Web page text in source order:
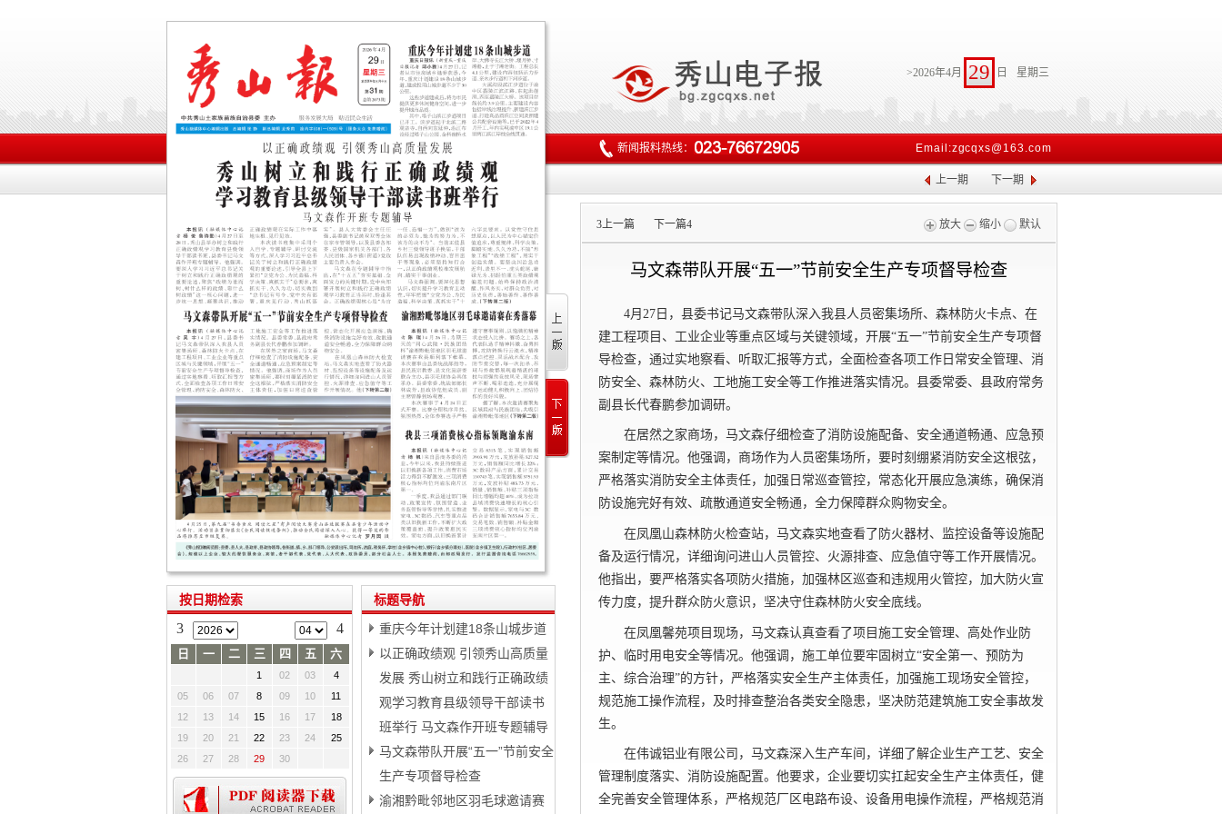
>2026年4月 29 日 星期三
Email:zgcqxs@163.com
新闻报料热线：
上一期 下一期
标题导航
重庆今年计划建18条山城步道
以正确政绩观 引领秀山高质量
发展 秀山树立和践行正确政绩
观学习教育县级领导干部读书
班举行 马文森作开班专题辅导
马文森带队开展“五一”节前安全
生产专项督导检查
渝湘黔毗邻地区羽毛球邀请赛
按日期检索
3 4
日 一 二 三 四 五 六
1 02 03
4
05
06 07 8 09 10
11
12
13 14 15 16 17
18
19
20 21 22 23 24
25
26
27 28 29 30
3上一篇 下一篇4 放大 缩小 默认
马文森带队开展“五一”节前安全生产专项督导检查
4月27日，县委书记马文森带队深入我县人员密集场所、森林防火卡点、在
建工程项目、工业企业等重点区域与关键领域，开展“五一”节前安全生产专项督
导检查，通过实地察看、听取汇报等方式，全面检查各项工作日常安全管理、消
防安全、森林防火、工地施工安全等工作推进落实情况。县委常委、县政府常务
副县长代春鹏参加调研。
在居然之家商场，马文森仔细检查了消防设施配备、安全通道畅通、应急预
案制定等情况。他强调，商场作为人员密集场所，要时刻绷紧消防安全这根弦，
严格落实消防安全主体责任，加强日常巡查管控，常态化开展应急演练，确保消
防设施完好有效、疏散通道安全畅通，全力保障群众购物安全。
在凤凰山森林防火检查站，马文森实地查看了防火器材、监控设备等设施配
备及运行情况，详细询问进山人员管控、火源排查、应急值守等工作开展情况。
他指出，要严格落实各项防火措施，加强林区巡查和违规用火管控，加大防火宣
传力度，提升群众防火意识，坚决守住森林防火安全底线。
在凤凰馨苑项目现场，马文森认真查看了项目施工安全管理、高处作业防
护、临时用电安全等情况。他强调，施工单位要牢固树立“安全第一、预防为
主、综合治理”的方针，严格落实安全生产主体责任，加强施工现场安全管控，
规范施工操作流程，及时排查整治各类安全隐患，坚决防范建筑施工安全事故发
生。
在伟诚铝业有限公司，马文森深入生产车间，详细了解企业生产工艺、安全
管理制度落实、消防设施配置。他要求，企业要切实扛起安全生产主体责任，健
全完善安全管理体系，严格规范厂区电路布设、设备用电操作流程，严格规范消